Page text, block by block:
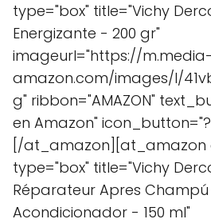
type="box" title="Vichy
Energizante - 200 gr"
imageurl="https://m.media-
amazon.com/images/I/
g" ribbon="AMAZON"
en Amazon"
[/at_amazon][at_amazon
type="box" title="Vichy
Réparateur Apres
Acondicionador - 150 ml"